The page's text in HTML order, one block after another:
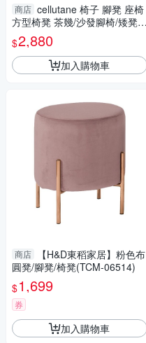
商店 cellutane 椅子 腳凳 座椅
方型椅凳 茶幾/沙發腳椅/矮凳/
穿鞋椅(多種顏色可選)日本製A
281
$2,880
加入購物車
商店
【H&D東稻家居】粉色布
圓凳/腳凳/椅凳(TCM-06514)
$1,699
券
加入購物車